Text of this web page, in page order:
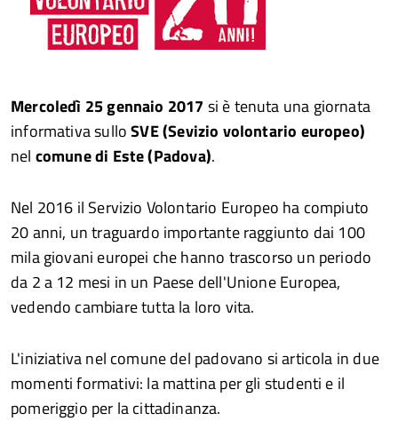
Facebook
su
Whatsapp
Mercoledì 25 gennaio 2017 si è tenuta una giornata
informativa sulloSVE (Sevizio volontario europeo)
nel comune di Este (Padova).
Nel 2016 il Servizio Volontario Europeo ha compiuto
20 anni, un traguardo importante raggiunto dai 100
mila giovani europei che hanno trascorso un periodo
da 2 a 12 mesi in un Paese dell'Unione Europea,
vedendo cambiare tutta la loro vita.
L'iniziativa nel comune del padovano si articola in due
momenti formativi: la mattina per gli studenti e il
pomeriggio per la cittadinanza.